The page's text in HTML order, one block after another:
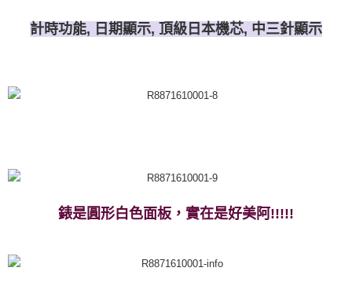
計時功能, 日期顯示, 頂級日本機芯, 中三針顯示
錶是圓形白色面板，實在是好美阿!!!!!